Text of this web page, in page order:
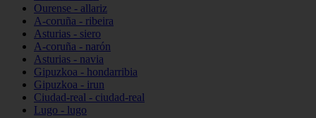
Ourense - allariz
A-coruña - ribeira
Asturias - siero
A-coruña - narón
Asturias - navia
Gipuzkoa - hondarribia
Gipuzkoa - irun
Ciudad-real - ciudad-real
Lugo - lugo